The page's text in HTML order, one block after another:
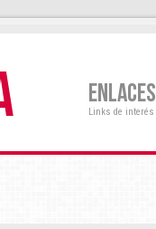
ENLACES
Links de interés